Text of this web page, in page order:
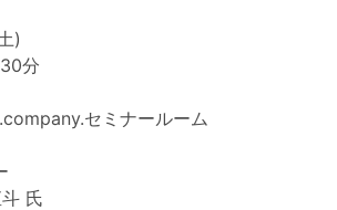
)
分
セミナールーム
氏